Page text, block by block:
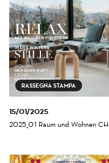
RASSEGNA STAMPA
15/01/2025
2025_01 Raum und Wohnen CH